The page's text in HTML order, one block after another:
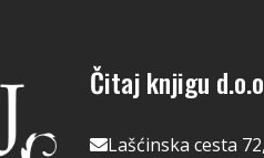
Čitaj knjigu
Lašćinska cesta